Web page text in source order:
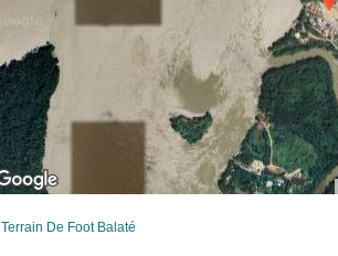
Terrain De Foot Balaté